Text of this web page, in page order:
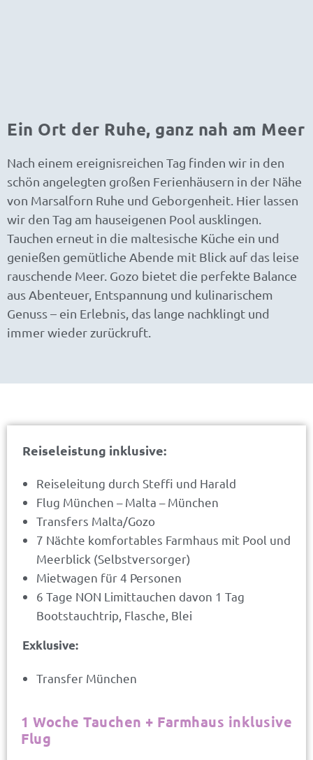
Ein Ort der Ruhe, ganz nah am Meer
Nach einem ereignisreichen Tag finden wir in den
schön angelegten großen Ferienhäusern in der Nähe
von Marsalforn Ruhe und Geborgenheit. Hier lassen
wir den Tag am hauseigenen Pool ausklingen.
Tauchen erneut in die maltesische Küche ein und
genießen gemütliche Abende mit Blick auf das leise
rauschende Meer. Gozo bietet die perfekte Balance
aus Abenteuer, Entspannung und kulinarischem
Genuss – ein Erlebnis, das lange nachklingt und
immer wieder zurückruft.
Reiseleistung inklusive:
Reiseleitung durch Steffi und Harald
Flug München – Malta – München
Transfers Malta/Gozo
7 Nächte komfortables Farmhaus mit Pool und
Meerblick (Selbstversorger)
Mietwagen für 4 Personen
6 Tage NON Limittauchen davon 1 Tag
Bootstauchtrip, Flasche, Blei
Exklusive:
Transfer München
1 Woche Tauchen + Farmhaus inklusive
Flug